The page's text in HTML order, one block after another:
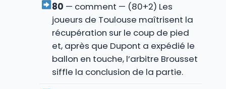
80 — comment — (80+2) Les
joueurs de Toulouse maîtrisent la
récupération sur le coup de pied
et, après que Dupont a expédié le
ballon en touche, l’arbitre Brousset
siffle la conclusion de la partie.